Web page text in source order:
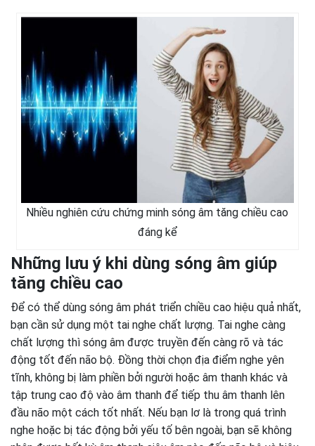
Nhiều nghiên cứu chứng minh sóng âm tăng chiều cao
đáng kể
Những lưu ý khi dùng sóng âm giúp
tăng chiều cao
Để có thể dùng sóng âm phát triển chiều cao hiệu quả nhất,
bạn cần sử dụng một tai nghe chất lượng. Tai nghe càng
chất lượng thì sóng âm được truyền đến càng rõ và tác
động tốt đến não bộ. Đồng thời chọn địa điểm nghe yên
tĩnh, không bị làm phiền bởi người hoặc âm thanh khác và
tập trung cao độ vào âm thanh để tiếp thu âm thanh lên
đầu não một cách tốt nhất. Nếu bạn lơ là trong quá trình
nghe hoặc bị tác động bởi yếu tố bên ngoài, bạn sẽ không